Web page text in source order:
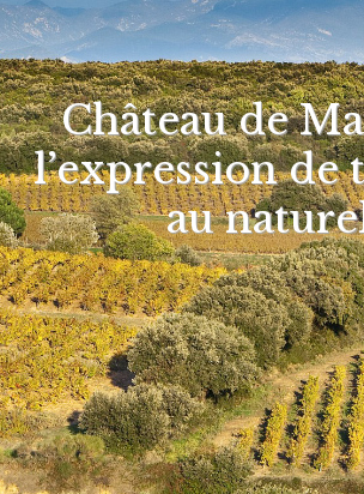
Château de
l’expression de
au